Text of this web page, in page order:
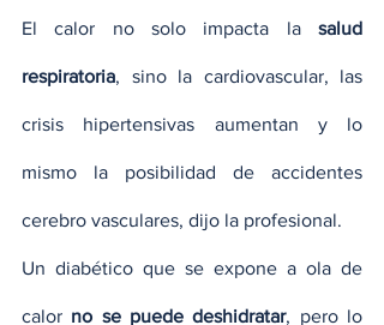
El calor no solo impacta la salud
respiratoria, sino la cardiovascular, las
crisis hipertensivas aumentan y lo
mismo la posibilidad de accidentes
cerebro vasculares, dijo la profesional.
Un diabético que se expone a ola de
calor no se puede deshidratar, pero lo